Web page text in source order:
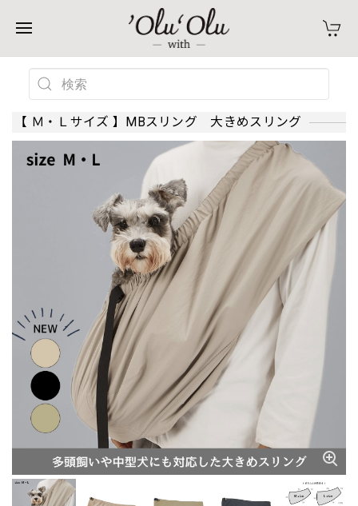
【 Ｍ・Ｌサイズ 】MBスリング 大きめスリング